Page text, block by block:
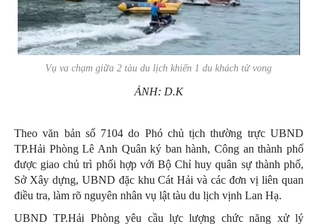
Vụ va chạm giữa 2 tàu du lịch khiến 1 du khách tử vong
ẢNH: D.K
Theo văn bản số 7104 do Phó chủ tịch thường trực UBND
TP.Hải Phòng Lê Anh Quân ký ban hành, Công an thành phố
được giao chủ trì phối hợp với Bộ Chỉ huy quân sự thành phố,
Sở Xây dựng, UBND đặc khu Cát Hải và các đơn vị liên quan
điều tra, làm rõ nguyên nhân vụ lật tàu du lịch vịnh Lan Hạ.
UBND TP.Hải Phòng yêu cầu lực lượng chức năng xử lý